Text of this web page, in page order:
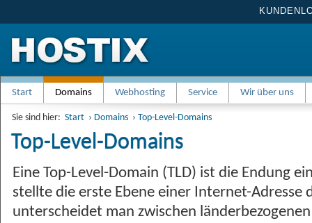
Start Domains Webhosting Service Wir über uns
Sie sind hier: Start › Domains › Top-Level-Domains
Top-Level-Domains
Eine Top-Level-Domain (TLD) ist die Endung
stellte die erste Ebene einer Internet-Adresse
unterscheidet man zwischen